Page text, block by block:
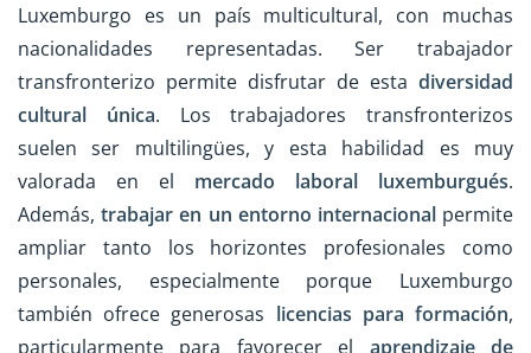
Luxemburgo es un país multicultural, con muchas
nacionalidades representadas. Ser trabajador
transfronterizo permite disfrutar de esta diversidad
cultural única. Los trabajadores transfronterizos
suelen ser multilingües, y esta habilidad es muy
valorada en el mercado laboral luxemburgués.
Además,trabajar en un entorno internacionalpermite
ampliar tanto los horizontes profesionales como
personales, especialmente porque Luxemburgo
también ofrece generosas licencias para formación,
particularmente para favorecer el aprendizaje de